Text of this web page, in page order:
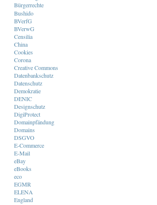
Bürgerrechte
Bushido
BVerfG
BVerwG
Censilia
China
Cookies
Corona
Creative Commons
Datenbankschutz
Datenschutz
Demokratie
DENIC
Designschutz
DigiProtect
Domainpfändung
Domains
DSGVO
E-Commerce
E-Mail
eBay
eBooks
eco
EGMR
ELENA
England